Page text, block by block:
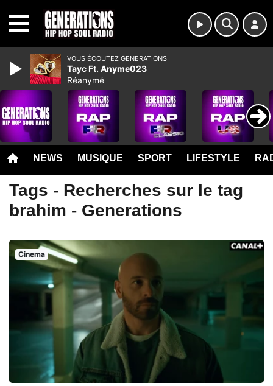
NEWS MUSIQUE SPORT LIFESTYLE
Tags - Recherches sur le tag
brahim - Generations
Cinema
VOUS ÉCOUTEZ GENERATIONS
Tayc Ft. Anyme023
Réanymé